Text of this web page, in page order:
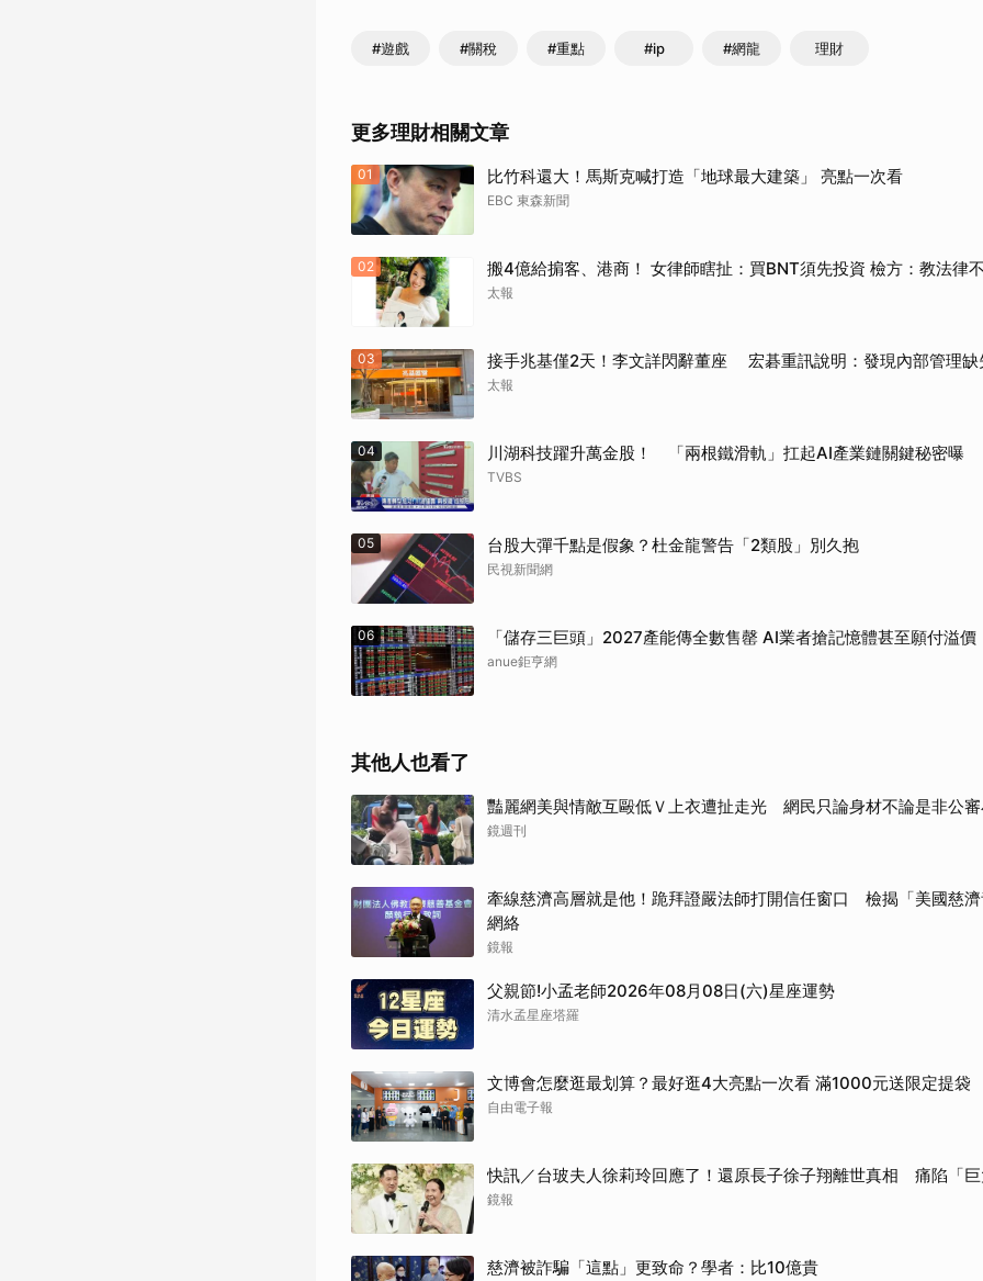
#遊戲 #關稅 #重點 #ip #網龍 理財
更多理財相關文章
01 比竹科還大！馬斯克喊打造「地球最大建築」 亮點一次看
EBC 東森新聞
02 搬4億給掮客、港商！ 女律師瞎扯：買BNT須先投資 檢方：教法律
太報
03 接手兆基僅2天！李文詳閃辭董座 宏碁重訊說明：發現內部管理缺
太報
04 川湖科技躍升萬金股！ 「兩根鐵滑軌」扛起AI產業鏈關鍵秘密曝
TVBS
05 台股大彈千點是假象？杜金龍警告「2類股」別久抱
民視新聞網
06 「儲存三巨頭」2027產能傳全數售罄 AI業者搶記憶體甚至願付溢價
anue鉅亨網
其他人也看了
豔麗網美與情敵互毆低Ｖ上衣遭扯走光 網民只論身材不論是非公
鏡週刊
牽線慈濟高層就是他！跪拜證嚴法師打開信任窗口 檢揭「美國慈
網絡
鏡報
父親節!小孟老師2026年08月08日(六)星座運勢
清水孟星座塔羅
文博會怎麼逛最划算？最好逛4大亮點一次看 滿1000元送限定提袋
自由電子報
快訊／台玻夫人徐莉玲回應了！還原長子徐子翔離世真相 痛陷「
鏡報
慈濟被詐騙「這點」更致命？學者：比10億貴